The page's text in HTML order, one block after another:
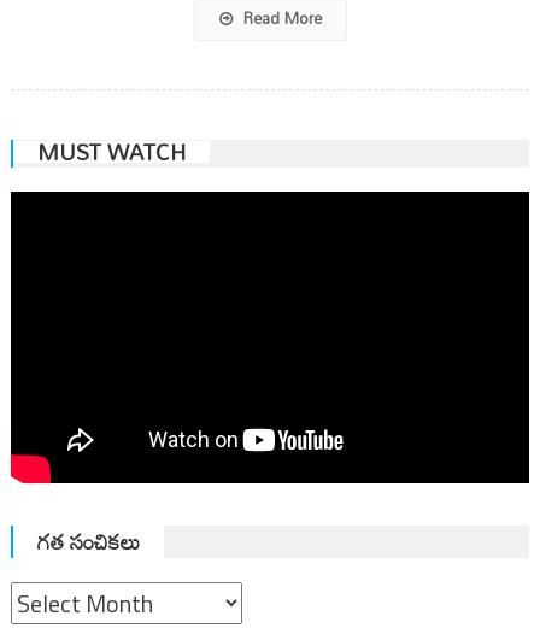
Read More
MUST WATCH
గత సంచికలు
గత